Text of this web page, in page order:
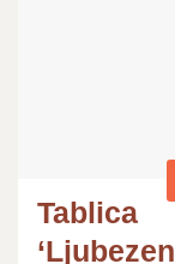
Tablica
‘Ljubezen